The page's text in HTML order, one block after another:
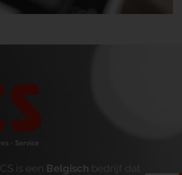
is een Belgisch bedrijf dat